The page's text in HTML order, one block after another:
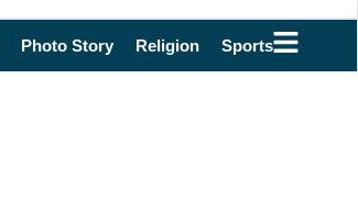
Photo Story Religion Sports